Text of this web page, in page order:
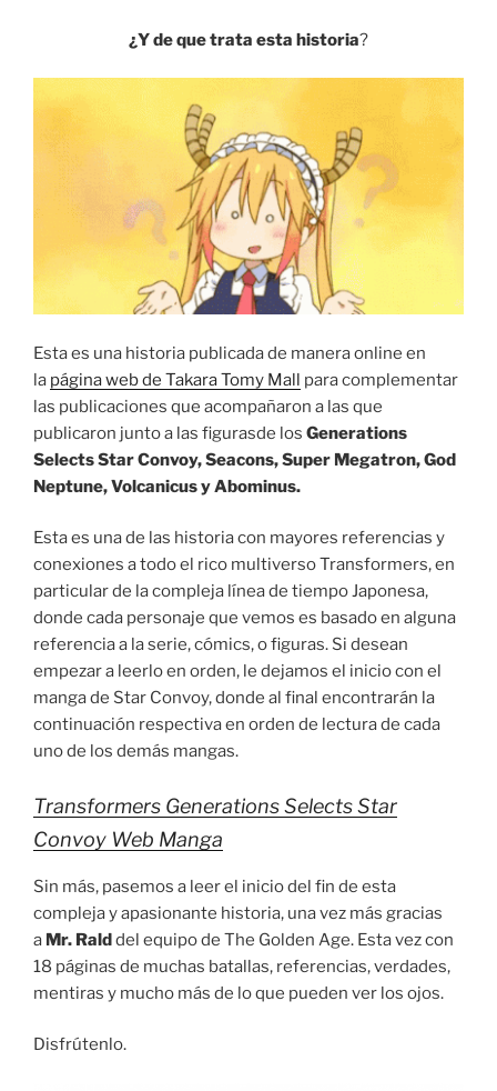
¿Y de que trata esta historia?
Esta es una historia publicada de manera online en
la página web de Takara Tomy Mall para complementar
las publicaciones que acompañaron a las que
publicaron junto a las figurasde los Generations
Selects Star Convoy, Seacons, Super Megatron, God
Neptune, Volcanicus y Abominus.
Esta es una de las historia con mayores referencias y
conexiones a todo el rico multiverso Transformers, en
particular de la compleja línea de tiempo Japonesa,
donde cada personaje que vemos es basado en alguna
referencia a la serie, cómics, o figuras. Si desean
empezar a leerlo en orden, le dejamos el inicio con el
manga de Star Convoy, donde al final encontrarán la
continuación respectiva en orden de lectura de cada
uno de los demás mangas.
Transformers Generations Selects Star
Convoy Web Manga
Sin más, pasemos a leer el inicio del fin de esta
compleja y apasionante historia, una vez más gracias
a Mr. Ralddel equipo de The Golden Age. Esta vez con
18 páginas de muchas batallas, referencias, verdades,
mentiras y mucho más de lo que pueden ver los ojos.
Disfrútenlo.